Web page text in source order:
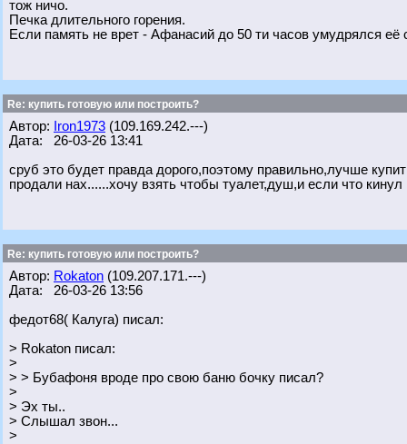
тож ничо.
Печка длительного горения.
Если память не врет - Афанасий до 50 ти часов умудрялся её
Re: купить готовую или построить?
Автор: Iron1973 (109.169.242.---)
Дата: 26-03-26 13:41
сруб это будет правда дорого,поэтому правильно,лучше
продали нах......хочу взять чтобы туалет,душ,и если что
Re: купить готовую или построить?
Автор: Rokaton (109.207.171.---)
Дата: 26-03-26 13:56
федот68( Калуга) писал:
> Rokaton писал:
>
> > Бубафоня вроде про свою баню бочку писал?
>
> Эх ты..
> Слышал звон...
>